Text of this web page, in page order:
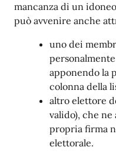
mancanza di un
può avvenire anche
uno dei
apponendo la
colonna della
altro elettore
valido), che
propria firma
elettorale.